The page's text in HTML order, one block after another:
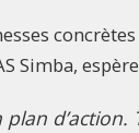
Simba,
plan